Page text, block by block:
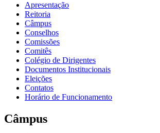
Apresentação
Reitoria
Câmpus
Conselhos
Comissões
Comitês
Colégio de Dirigentes
Documentos Institucionais
Eleições
Contatos
Horário de Funcionamento
Câmpus